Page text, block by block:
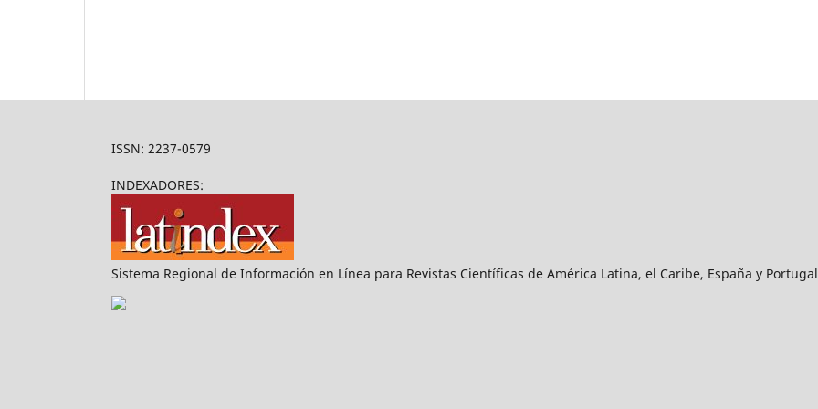
ISSN: 2237-0579
INDEXADORES:
Sistema Regional de Información en Línea para Revistas Científicas de América Latina, el Caribe, España y